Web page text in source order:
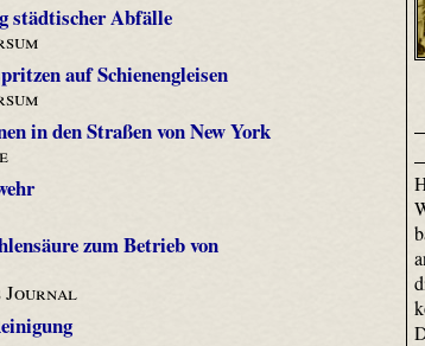
städtischer Abfälle
auf Schienengleisen
in den Straßen von New York
zum Betrieb von
Journal